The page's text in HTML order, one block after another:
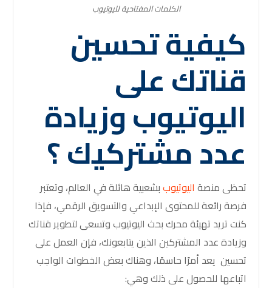
الكلمات المفتاحية لليوتيوب
كيفية تحسين
قناتك على
اليوتيوب وزيادة
عدد مشتركيك ؟
تحظى منصة اليوتيوببشعبية هائلة في العالم، وتعتبر
فرصة رائعة للمحتوى الإبداعي والتسويق الرقمي، فإذا
كنت تريد تهيئة محرك بحث اليوتيوب وتسعى لتطوير قناتك
وزيادة عدد المشتركين الذين يتابعونك، فإن العمل على
تحسين يعد أمرًا حاسمًا، وهناك بعض الخطوات الواجب
اتباعها للحصول على ذلك وهي: